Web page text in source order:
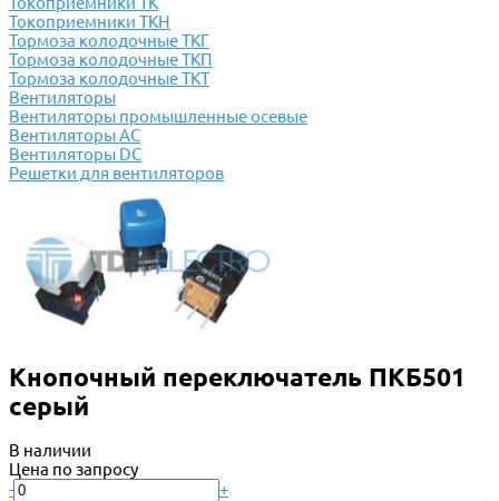
Токоприемники ТКН
Тормоза колодочные ТКГ
Тормоза колодочные ТКП
Тормоза колодочные ТКТ
Вентиляторы
Вентиляторы промышленные осевые
Вентиляторы АС
Вентиляторы DC
Решетки для вентиляторов
Кнопочный переключатель ПКБ501
серый
В наличии
Цена по запросу
-
+